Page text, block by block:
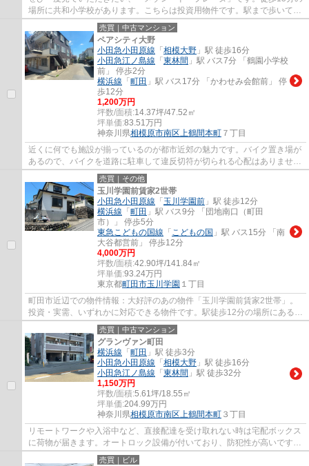
場所に共和小学校があります。こちらは投資用物件です。駅まで歩いて14
分ほどの物件です。住まいの広場ま...
売買｜中古マンション
ペアシティ大野
小田急小田原線 「 相模大野 」駅 徒歩16分
小田急江ノ島線 「 東林間 」駅 バス7分 「鶴園小学校
前」 停歩2分
横浜線 「 町田 」駅 バス17分 「かわせみ会館前」 停
歩12分
1,200万円
坪数/面積:14.37坪/47.52㎡
坪単価:83.51万円
神奈川県相模原市南区上鶴間本町 ７丁目
近くに何でも施設が揃っているのが都市近郊の魅力です。バイク置き場が
あるので、バイクを道路に駐車して違反切符が切られる心配はありませ
ん。築42年の中古マンションです。南面バル...
売買｜その他
玉川学園前賃家2世帯
小田急小田原線 「 玉川学園前 」駅 徒歩12分
横浜線 「 町田 」駅 バス9分 「団地南口（町田
市）」 停歩5分
東急こどもの国線 「 こどもの国 」駅 バス15分 「南
大谷都営前」 停歩12分
4,000万円
坪数/面積:42.90坪/141.84㎡
坪単価:93.24万円
東京都町田市玉川学園 １丁目
町田市近辺での物件情報：大好評のあの物件「玉川学園前賃家2世帯」。
投資・実需、いずれかに対応できる物件です。駅徒歩12分の場所にある物
件です。
売買｜中古マンション
グランヴァン町田
横浜線 「 町田 」駅 徒歩3分
小田急小田原線 「 相模大野 」駅 徒歩16分
小田急江ノ島線 「 東林間 」駅 徒歩32分
1,150万円
坪数/面積:5.61坪/18.55㎡
坪単価:204.99万円
神奈川県相模原市南区上鶴間本町 ３丁目
リモートワークや入浴中など、直接配達を受け取れない時は宅配ボックス
に荷物が届きます。オートロック設備が付いており、防犯性が高いです。
充実した水回りは女性も嬉しい。1Kの間取...
売買｜ビル